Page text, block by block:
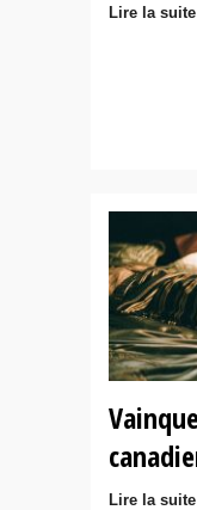
Lire la suite
Lire la suite